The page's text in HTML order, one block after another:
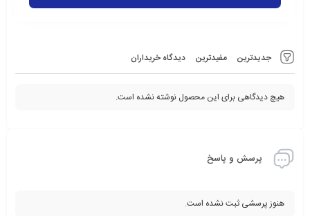
جدیدترین مفیدترین دیدگاه خریداران
هیچ دیدگاهی برای این محصول نوشته نشده است.
پرسش و پاسخ
هنوز پرسشی ثبت نشده است.